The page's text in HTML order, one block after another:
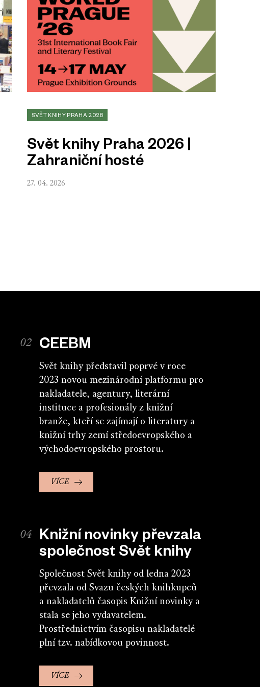
SVĚT KNIHY PRAHA 2026
Svět knihy Praha 2026 |
Zahraniční hosté
27. 04. 2026
CEEBM
Svět knihy představil poprvé v roce
2023 novou mezinárodní platformu pro
nakladatele, agentury, literární
instituce a profesionály z knižní
branže, kteří se zajímají o literatury a
knižní trhy zemí středoevropského a
východoevropského prostoru.
VÍCE
Knižní novinky převzala
společnost Svět knihy
Společnost Svět knihy od ledna 2023
převzala od Svazu českých knihkupců
a nakladatelů časopis Knižní novinky a
stala se jeho vydavatelem.
Prostřednictvím časopisu nakladatelé
plní tzv. nabídkovou povinnost.
VÍCE